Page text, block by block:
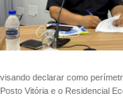
visando declarar como
Posto Vitória e o Residencial